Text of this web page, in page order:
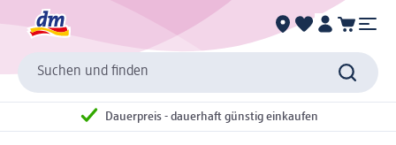
Suchen und finden
Dauerpreis - dauerhaft günstig einkaufen